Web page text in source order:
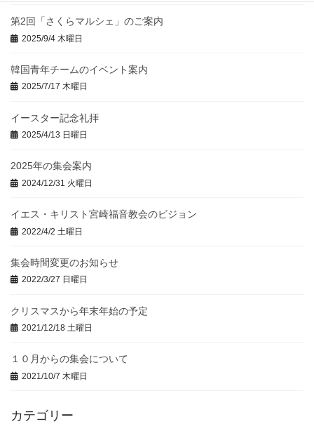
第2回「さくらマルシェ」のご案内
2025/9/4 木曜日
韓国青年チームのイベント案内
2025/7/17 木曜日
イースター記念礼拝
2025/4/13 日曜日
2025年の集会案内
2024/12/31 火曜日
イエス・キリスト宮崎福音教会のビジョン
2022/4/2 土曜日
集会時間変更のお知らせ
2022/3/27 日曜日
クリスマスから年末年始の予定
2021/12/18 土曜日
１０月からの集会について
2021/10/7 木曜日
カテゴリー